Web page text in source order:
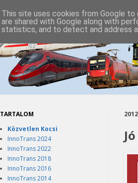
TARTALOM
Közvetlen Kocsi
InnoTrans 2024
InnoTrans 2022
InnoTrans 2018
InnoTrans 2016
InnoTrans 2014
This site uses cookies from Google to
are shared with Google along with
statistics, and to detect and address